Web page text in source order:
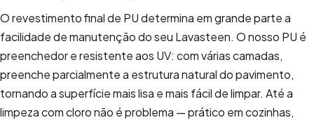
O revestimento final de PU determina em grande parte a
facilidade de manutenção do seu Lavasteen. O nosso PU é
preenchedor e resistente aos UV: com várias camadas,
preenche parcialmente a estrutura natural do pavimento,
tornando a superfície mais lisa e mais fácil de limpar. Até a
limpeza com cloro não é problema — prático em cozinhas,